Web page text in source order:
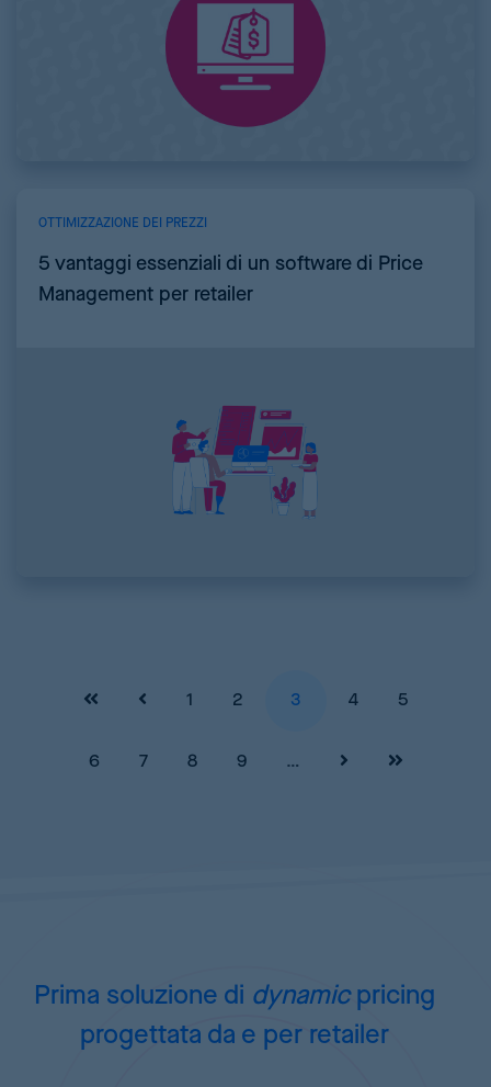
OTTIMIZZAZIONE DEI PREZZI
5 vantaggi essenziali di un software di Price
Management per retailer
Pages 1 2 3 4 5
6 7 8 9 …
Prima soluzione di dynamicpricing
progettata da e per retailer